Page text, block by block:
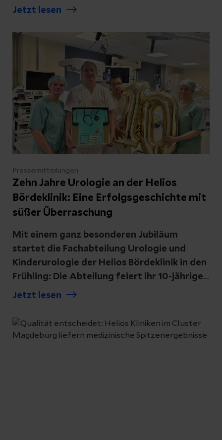
in einem Screening untersuchen lassen. Die
Lungenkrebs setzen auf moderne Verfahren
zur Abklärung und Therapie. Am
Donnerstag, 23. April 2026, um 18:30 Uhr
erfahren Interessierte, für wen das
Screening gedacht ist, wie die
Untersuchung abläuft und was nach einem
auffälligen Befund passiert.
Jetzt lesen
Pressemitteilungen
Zehn Jahre Urologie an der Helios
Bördeklinik: Eine Erfolgsgeschichte mit
süßer Überraschung
Mit einem ganz besonderen Jubiläum
startet die Fachabteilung Urologie und
Kinderurologie der Helios Bördeklinik in den
Frühling: Die Abteilung feiert ihr 10-jähriges
Bestehen. Im April 2016 wurde die
Rossen Vassilev für Patient:innen in der
Neindorfer Klinik etabliert. Seit ihrer
Jetzt lesen